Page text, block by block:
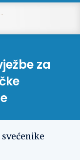
za